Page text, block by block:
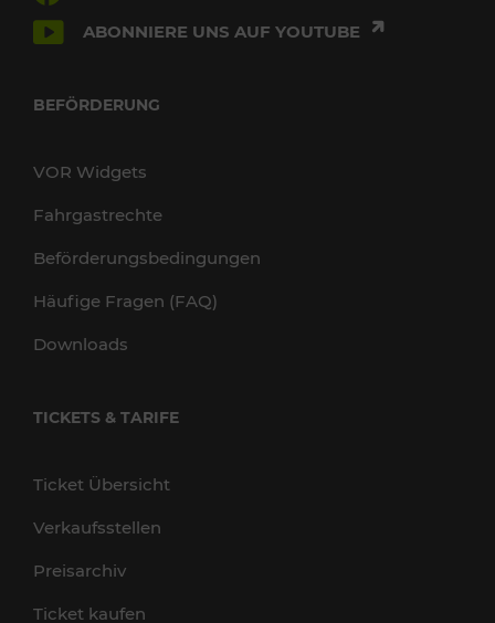
ABONNIERE UNS AUF YOUTUBE
BEFÖRDERUNG
VOR Widgets
Fahrgastrechte
Beförderungsbedingungen
Häufige Fragen (FAQ)
Downloads
TICKETS & TARIFE
Ticket Übersicht
Verkaufsstellen
Preisarchiv
Ticket kaufen